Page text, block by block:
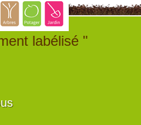
labélisé "